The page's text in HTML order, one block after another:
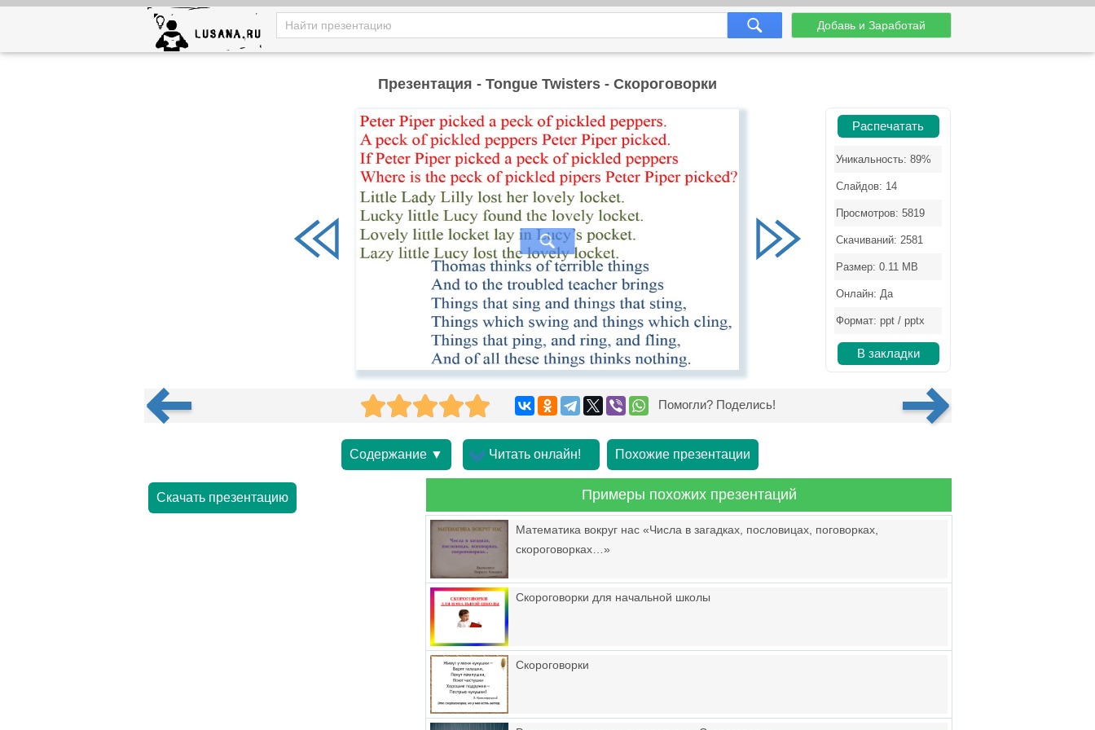
Добавь и Заработай
Презентация - Tongue Twisters - Скороговорки
Распечатать
Уникальность: 89%
Слайдов: 14
Просмотров: 5819
Скачиваний: 2581
Размер: 0.11 MB
Онлайн: Да
Формат: ppt / pptx
В закладки
Помогли? Поделись!
Содержание ▼ Читать онлайн! Похожие презентации
Скачать презентацию Примеры похожих презентаций
Математика вокруг нас «Числа в загадках, пословицах, поговорках,
скороговорках…»
Скороговорки для начальной школы
Скороговорки